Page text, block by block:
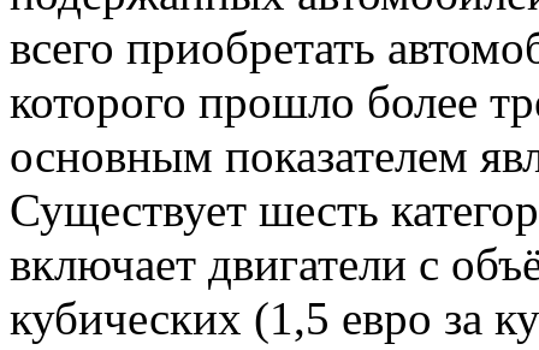
всего приобретать
которого прошло более
основным показателем
Существует шесть
включает двигатели с
кубических (1,5 евро за